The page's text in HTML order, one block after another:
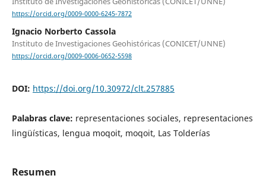
https://orcid.org/0009-0000-6245-7872
Ignacio Norberto Cassola
Instituto de Investigaciones Geohistóricas (CONICET/UNNE)
https://orcid.org/0009-0006-0652-5598
DOI: https://doi.org/10.30972/clt.257885
Palabras clave: representaciones sociales, representaciones
lingüísticas, lengua moqoit, moqoit, Las Tolderías
Resumen